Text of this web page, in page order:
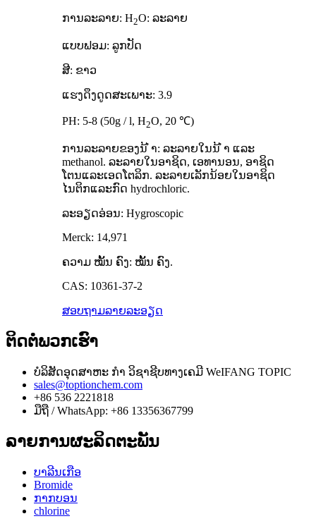
ການລະລາຍ: H2O: ລະລາຍ
ແບບຟອມ: ລູກປັດ
ສີ: ຂາວ
ແຮງດຶງດູດສະເພາະ: 3.9
PH: 5-8 (50g / l, H2O, 20 ℃)
ການລະລາຍຂອງນ້ ຳ: ລະລາຍໃນນ້ ຳ ແລະ
methanol. ລະລາຍໃນອາຊິດ, ເອທານອນ, ອາຊິດ
ໂຕນແລະເອດໂຕລິກ. ລະລາຍເລັກນ້ອຍໃນອາຊິດ
ໄນຕິກແລະກົດ hydrochloric.
ລະອຽດອ່ອນ: Hygroscopic
Merck: 14,971
ຄວາມ ໝັ້ນ ຄົງ: ໝັ້ນ ຄົງ.
CAS: 10361-37-2
ສອບຖາມລາຍລະອຽດ
ຕິດ​ຕໍ່​ພວກ​ເຮົາ
ບໍລິສັດອຸດສາຫະ ກຳ ວິຊາຊີບທາງເຄມີ WeIFANG TOPIC
sales@toptionchem.com
+86 536 2221818
ມືຖື / WhatsApp: +86 13356367799
ລາຍການຜະລິດຕະພັນ
ບາລີນເກືອ
Bromide
ກາກບອນ
chlorine